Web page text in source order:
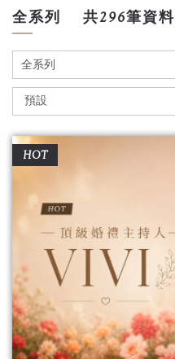
全系列 共296筆資料
全系列
HOT